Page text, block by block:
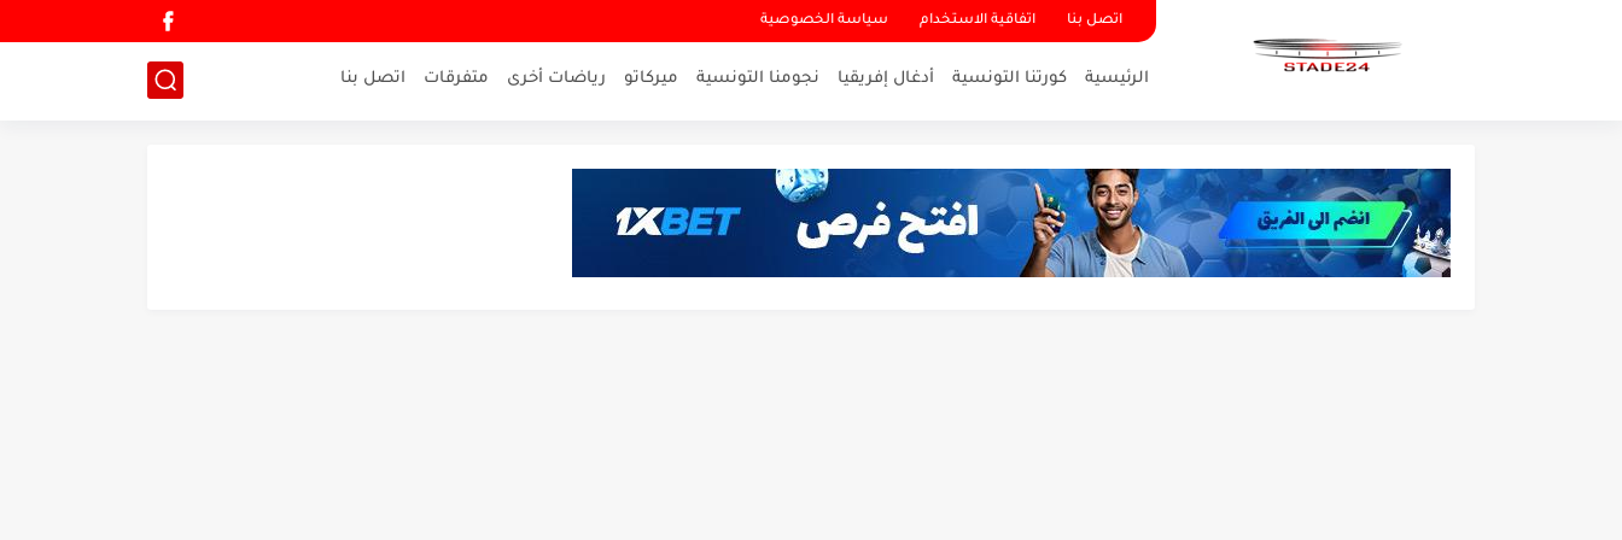
اتصل بنا اتفاقية الاستخدام سياسة الخصوصية
الرئيسية كورتنا التونسية أدغال إفريقيا نجومنا التونسية ميركاتو رياضات أخرى متفرقات اتصل بنا